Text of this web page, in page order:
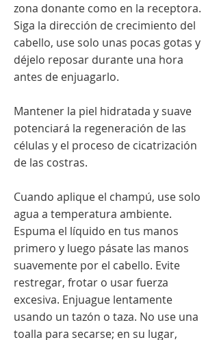
zona donante como en la receptora.
Siga la dirección de crecimiento del
cabello, use solo unas pocas gotas y
déjelo reposar durante una hora
antes de enjuagarlo.
Mantener la piel hidratada y suave
potenciará la regeneración de las
células y el proceso de cicatrización
de las costras.
Cuando aplique el champú, use solo
agua a temperatura ambiente.
Espuma el líquido en tus manos
primero y luego pásate las manos
suavemente por el cabello. Evite
restregar, frotar o usar fuerza
excesiva. Enjuague lentamente
usando un tazón o taza. No use una
toalla para secarse; en su lugar,